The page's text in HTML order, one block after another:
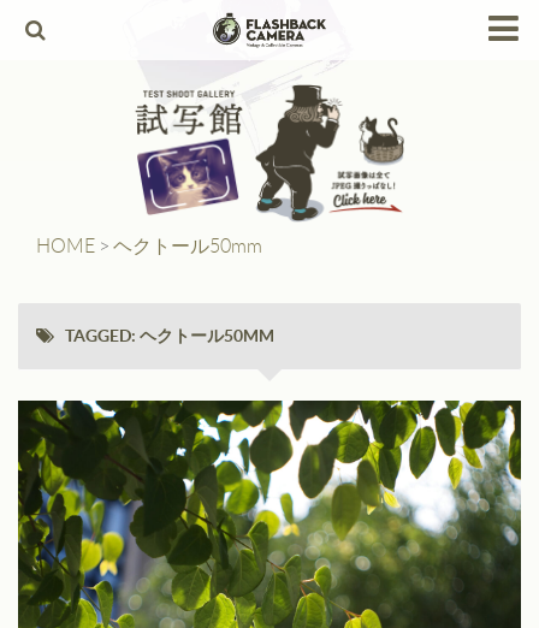
Leica Copies
Angenieux
Canon
Contax
Dallmeyer
Fuji
HOME > ヘクトール50mm
TAGGED: ヘクトール50MM